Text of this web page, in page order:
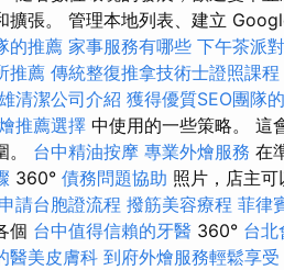
擴張。 管理本地列表、建立
的推薦 家事服務有哪些 下午茶派
推薦 傳統整復推拿技術士證照課程
清潔公司介紹 獲得優質SEO團隊
推薦選擇 中使用的一些策略。 這
。 台中精油按摩 專業外燴服務 在
360° 債務問題協助 照片，店主
請台胞證流程 撥筋美容療程 菲律
個 台中值得信賴的牙醫 360° 台北
醫美皮膚科 到府外燴服務輕鬆享受